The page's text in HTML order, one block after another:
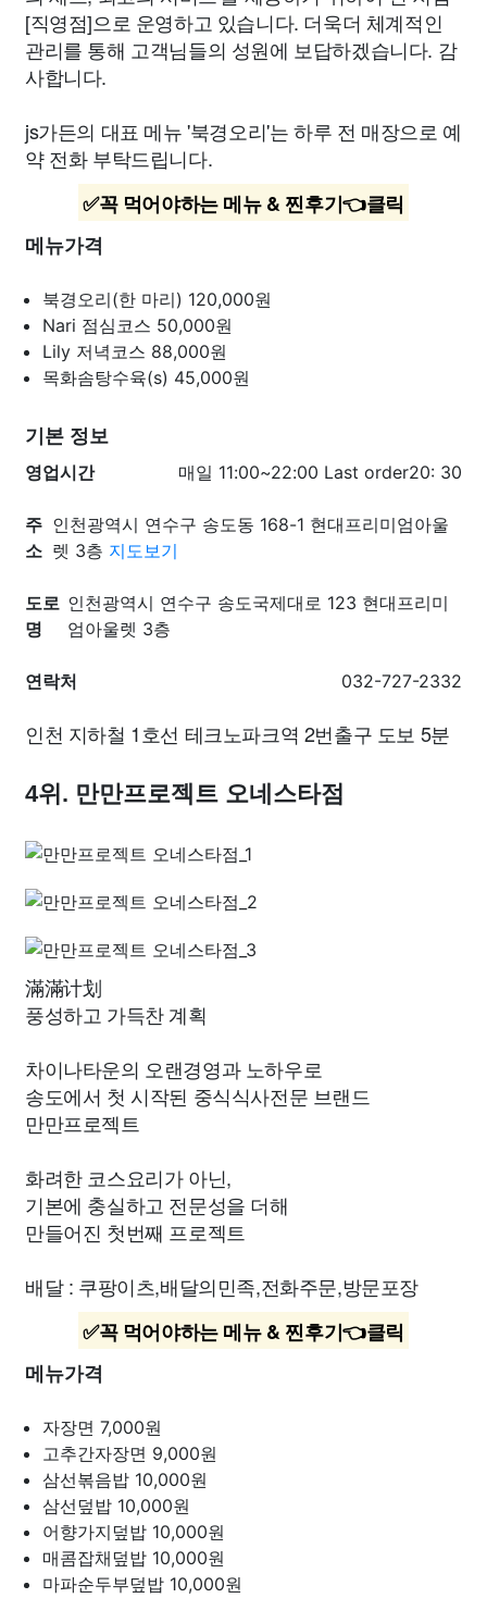
[직영점]으로 운영하고 있습니다. 더욱더 체계적인
관리를 통해 고객님들의 성원에 보답하겠습니다. 감
사합니다.
js가든의 대표 메뉴 '북경오리'는 하루 전 매장으로 예
약 전화 부탁드립니다.
✅꼭 먹어야하는 메뉴 & 찐후기👈클릭
메뉴가격
북경오리(한 마리) 120,000원
Nari 점심코스 50,000원
Lily 저녁코스 88,000원
목화솜탕수육(s) 45,000원
기본 정보
영업시간
매일 11:00~22:00 Last order20: 30
주
소
인천광역시 연수구 송도동 168-1 현대프리미엄아울
렛 3층 지도보기
도로
명
인천광역시 연수구 송도국제대로 123 현대프리미
엄아울렛 3층
연락처 032-727-2332
인천 지하철 1호선 테크노파크역 2번출구 도보 5분
4위. 만만프로젝트 오네스타점
滿滿计划
풍성하고 가득찬 계획
차이나타운의 오랜경영과 노하우로
송도에서 첫 시작된 중식식사전문 브랜드
만만프로젝트
화려한 코스요리가 아닌,
기본에 충실하고 전문성을 더해
만들어진 첫번째 프로젝트
배달 : 쿠팡이츠,배달의민족,전화주문,방문포장
✅꼭 먹어야하는 메뉴 & 찐후기👈클릭
메뉴가격
자장면 7,000원
고추간자장면 9,000원
삼선볶음밥 10,000원
삼선덮밥 10,000원
어향가지덮밥 10,000원
매콤잡채덮밥 10,000원
마파순두부덮밥 10,000원